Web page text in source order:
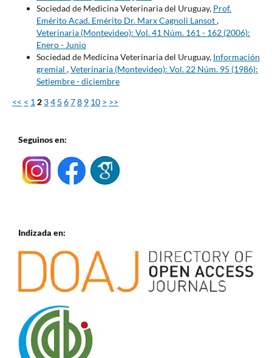
Sociedad de Medicina Veterinaria del Uruguay, Prof.
Emérito Acad. Emérito Dr. Marx Cagnoli Lansot,
Veterinaria (Montevideo): Vol. 41 Núm. 161 - 162 (2006):
Enero - Junio
Sociedad de Medicina Veterinaria del Uruguay, Información
gremial ,Veterinaria (Montevideo): Vol. 22 Núm. 95 (1986):
Setiembre - diciembre
<< < 1 2 34 5 678 9 10 > >>
Seguinos en:
Indizada en: